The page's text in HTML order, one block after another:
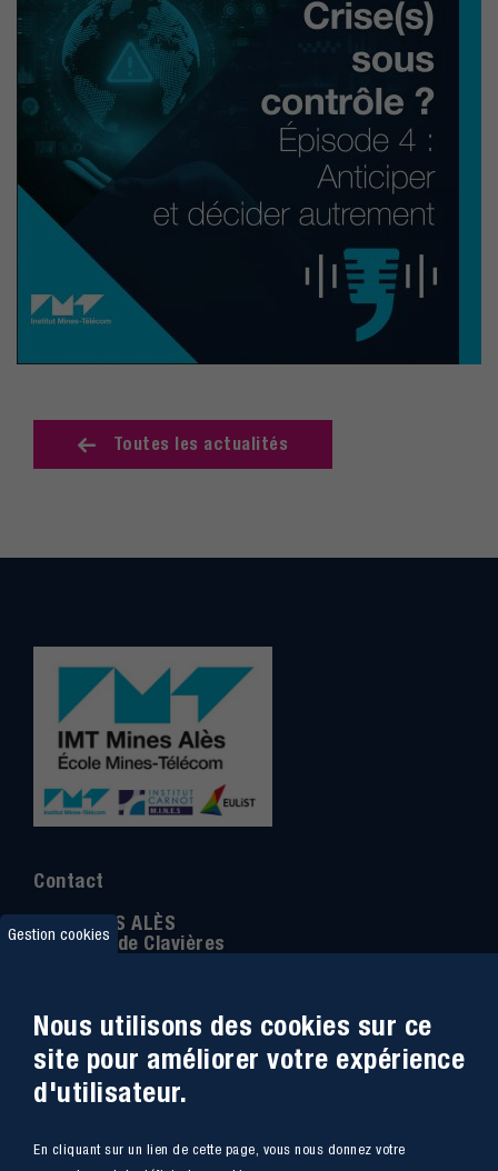
Toutes les actualités
Contact
IMT MINES ALÈS
6 Avenue de Clavières
Téléphone
04 66 78 50 00
Coordonnée GPS:44.13312 - 4.08836
Plan du site Marchés Publics
Gestion cookies
Nous utilisons des cookies sur ce
site pour améliorer votre expérience
d'utilisateur.
En cliquant sur un lien de cette page, vous nous donnez votre